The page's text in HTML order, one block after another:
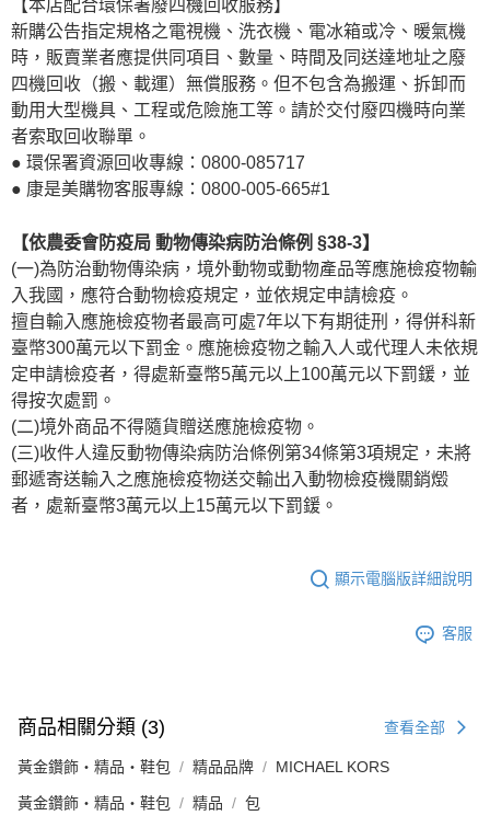
【本店配合環保署廢四機回收服務】
新購公告指定規格之電視機、洗衣機、電冰箱或冷、暖氣機
時，販賣業者應提供同項目、數量、時間及同送達地址之廢
四機回收（搬、載運）無償服務。但不包含為搬運、拆卸而
動用大型機具、工程或危險施工等。請於交付廢四機時向業
者索取回收聯單。
● 環保署資源回收專線：0800-085717
● 康是美購物客服專線：0800-005-665#1
【依農委會防疫局 動物傳染病防治條例 §38-3】
(一)為防治動物傳染病，境外動物或動物產品等應施檢疫物輸
入我國，應符合動物檢疫規定，並依規定申請檢疫。
擅自輸入應施檢疫物者最高可處7年以下有期徒刑，得併科新
臺幣300萬元以下罰金。應施檢疫物之輸入人或代理人未依規
定申請檢疫者，得處新臺幣5萬元以上100萬元以下罰鍰，並
得按次處罰。
(二)境外商品不得隨貨贈送應施檢疫物。
(三)收件人違反動物傳染病防治條例第34條第3項規定，未將
郵遞寄送輸入之應施檢疫物送交輸出入動物檢疫機關銷燬
者，處新臺幣3萬元以上15萬元以下罰鍰。
顯示電腦版詳細說明
客服
商品相關分類 (3) 查看全部
黃金鑽飾・精品・鞋包 精品品牌 MICHAEL KORS
黃金鑽飾・精品・鞋包 精品 包